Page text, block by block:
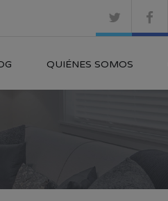
QUIÉNES SOMOS